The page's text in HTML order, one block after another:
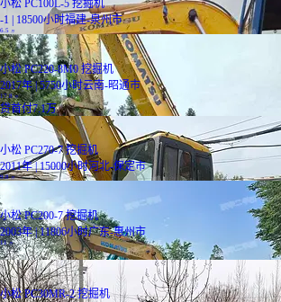
小松 PC100L-5 挖掘机
-1 | 18500小时福建-泉州市
6.5 万
小松 PC220-8M0 挖掘机
2017年 | 5750小时云南-昭通市
17.8万
贷首付7.1万
小松 PC270-7 挖掘机
2011年 | 15000小时河北-保定市
9.8万
小松 PC200-7 挖掘机
2003年 | 11806小时广东-惠州市
11 万
小松 PC30MR-2 挖掘机